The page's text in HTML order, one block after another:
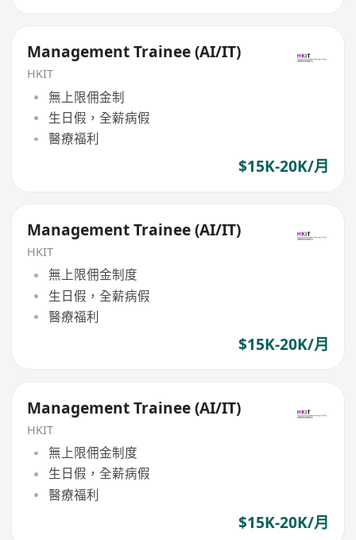
Management Trainee (AI/IT)
HKIT
無上限佣金制
生日假，全薪病假
醫療福利
$15K-20K/月
Management Trainee (AI/IT)
HKIT
無上限佣金制度
生日假，全薪病假
醫療福利
$15K-20K/月
Management Trainee (AI/IT)
HKIT
無上限佣金制度
生日假，全薪病假
醫療福利
$15K-20K/月